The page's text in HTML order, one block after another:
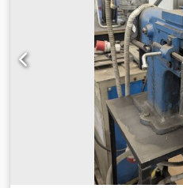
sekcijās. Specifikācija •
Republika) • Modelis: LCP-01
Sērijas Nr. (M. No.): 2188 •
automatizēta taisnstūra
līnija ir pilnīgs sistēmas
Acszbh Auezjck • 4 ruļļu
lokšņu metāla ruļļu
pārslēgšanās starp dažādiem
platumiem). • Iztaisnošanas
Nodrošina, ka lokšņu metāls
taisns. • Ribojuma/